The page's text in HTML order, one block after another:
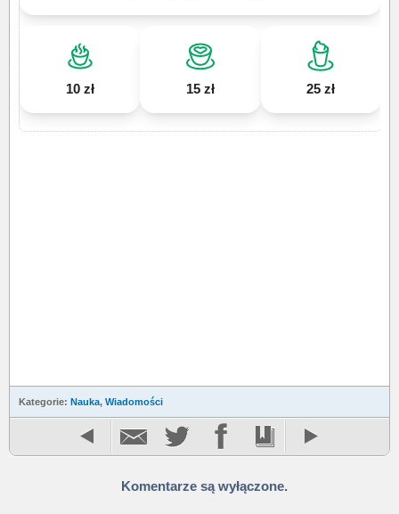
10 zł 15 zł 25 zł
Kategorie: Nauka, Wiadomości
Komentarze są wyłączone.